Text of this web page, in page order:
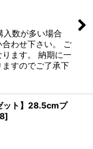
数が多い場合
わせ下さい。 ご
ます。 納期に一
すのでご了承下
ット】28.5cmプ
]